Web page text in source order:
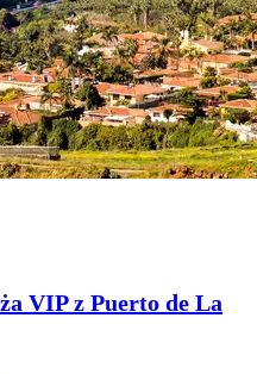
VIP z Puerto de La